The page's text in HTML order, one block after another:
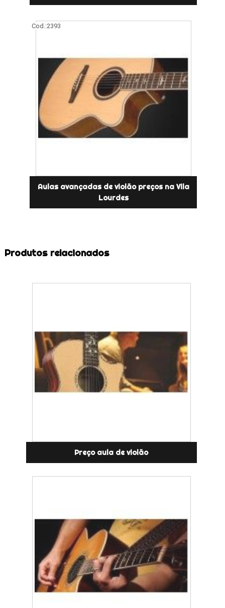
Cod.:2393
Aulas avançadas de violão preços na Vila
Lourdes
Produtos relacionados
Preço aula de violão